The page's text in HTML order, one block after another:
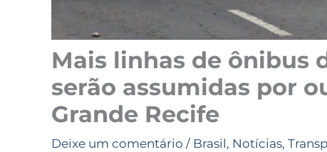
Mais linhas de ônibus
serão assumidas por
Grande Recife
Deixe um comentário / Brasil, Notícias,